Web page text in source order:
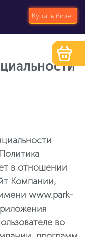
Купить билет
в отношении
Компании,
www.park-
во